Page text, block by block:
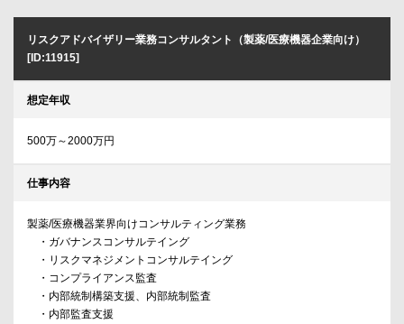
リスクアドバイザリー業務コンサルタント（製薬/医療機器企業向け）
[ID:11915]
想定年収
500万～2000万円
仕事内容
製薬/医療機器業界向けコンサルティング業務
・ガバナンスコンサルテイング
・リスクマネジメントコンサルテイング
・コンプライアンス監査
・内部統制構築支援、内部統制監査
・内部監査支援